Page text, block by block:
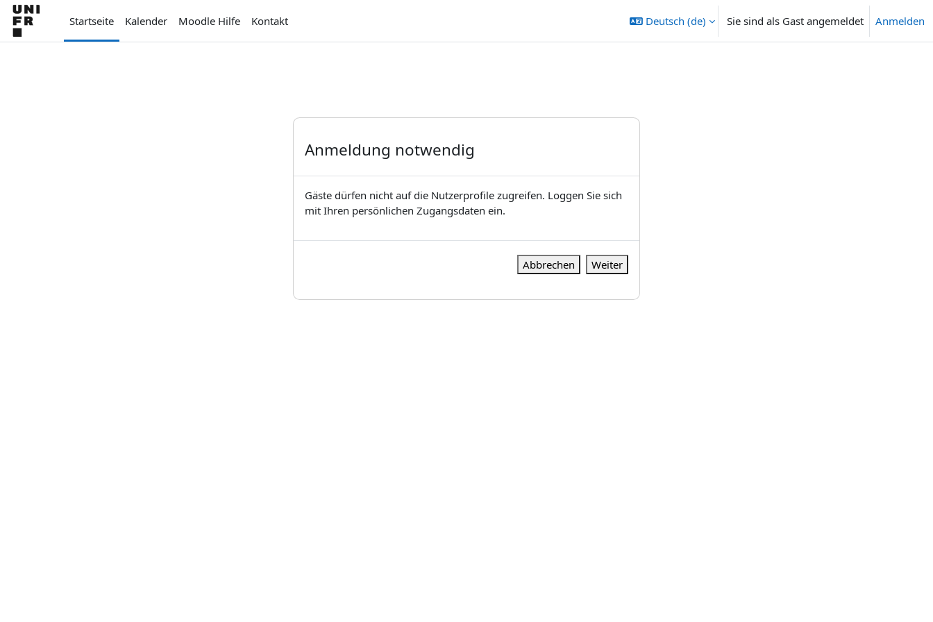
Zum Hauptinhalt
Startseite
Kalender Moodle Hilfe Kontakt Deutsch ‎(de)‎ Sie sind als Gast angemeldet Anmelden
Anmeldung notwendig
Gäste dürfen nicht auf die Nutzerprofile zugreifen. Loggen Sie sich
mit Ihren persönlichen Zugangsdaten ein.
Abbrechen Weiter